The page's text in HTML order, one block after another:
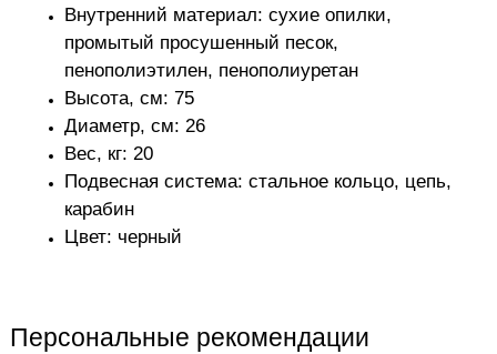
Внутренний материал: сухие опилки,
промытый просушенный песок,
пенополиэтилен, пенополиуретан
Высота, см: 75
Диаметр, см: 26
Вес, кг: 20
Подвесная система: стальное кольцо, цепь,
карабин
Цвет: черный
Персональные рекомендации